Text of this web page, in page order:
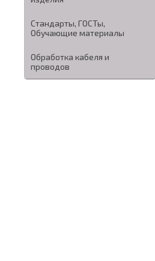
Стандарты, ГОСТы,
Обучающие материалы
Обработка кабеля и
проводов